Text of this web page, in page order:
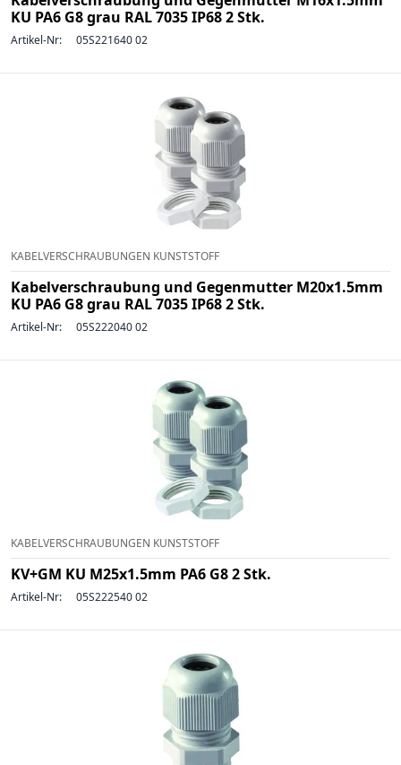
KU PA6 G8 grau RAL 7035 IP68 2 Stk.
Artikel-Nr: 05S221640 02
KABELVERSCHRAUBUNGEN KUNSTSTOFF
Kabelverschraubung und Gegenmutter M20x1.5mm
KU PA6 G8 grau RAL 7035 IP68 2 Stk.
Artikel-Nr: 05S222040 02
KABELVERSCHRAUBUNGEN KUNSTSTOFF
KV+GM KU M25x1.5mm PA6 G8 2 Stk.
Artikel-Nr: 05S222540 02